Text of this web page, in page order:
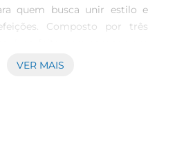
quem busca unir estilo e
Composto por três
de sofisticação. A cor
VER MAIS